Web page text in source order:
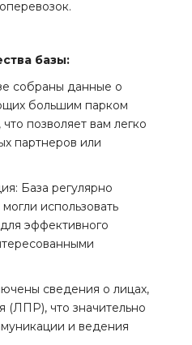
базы:
собраны данные о
большим парком
позволяет вам легко
партнеров или
База регулярно
использовать
эффективного
сведения о лицах,
что значительно
и ведения